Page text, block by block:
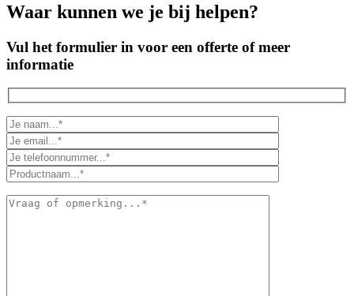
Waar kunnen we je bij helpen?
Vul het formulier in voor een offerte of meer
informatie